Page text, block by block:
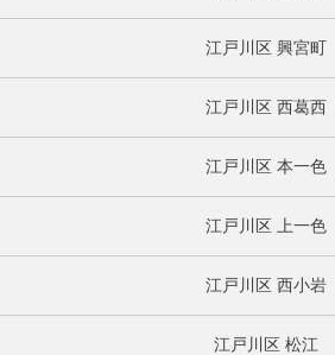
江戸川区 興宮町
江戸川区 西葛西
江戸川区 本一色
江戸川区 上一色
江戸川区 西小岩
江戸川区 松江